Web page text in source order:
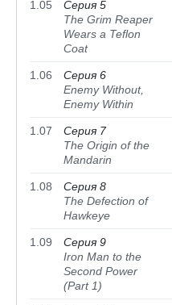
1.05
Серия 5
The Grim Reaper
Wears a Teflon
Coat
1.06
Серия 6
Enemy Without,
Enemy Within
1.07
Серия 7
The Origin of the
Mandarin
1.08
Серия 8
The Defection of
Hawkeye
1.09
Серия 9
Iron Man to the
Second Power
(Part 1)